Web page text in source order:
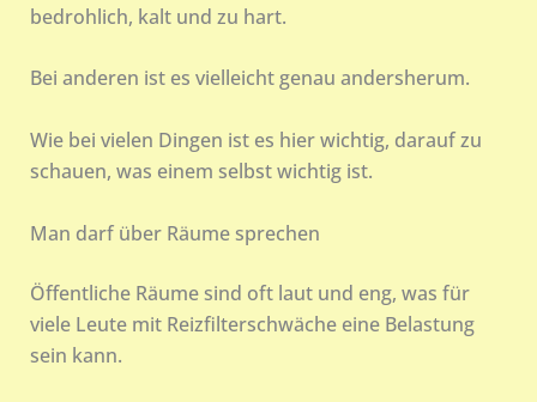
bedrohlich, kalt und zu hart.
Bei anderen ist es vielleicht genau andersherum.
Wie bei vielen Dingen ist es hier wichtig, darauf zu
schauen, was einem selbst wichtig ist.
Man darf über Räume sprechen
Öffentliche Räume sind oft laut und eng, was für
viele Leute mit Reizfilterschwäche eine Belastung
sein kann.